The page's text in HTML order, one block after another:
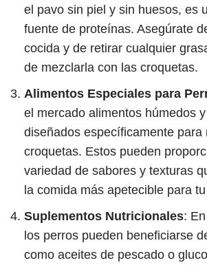
el pavo sin piel y sin huesos, es
fuente de proteínas. Asegúrate
cocida y de retirar cualquier
de mezclarla con las croquetas.
Alimentos Especiales para
el mercado alimentos húmedos
diseñados específicamente para
croquetas. Estos pueden
variedad de sabores y texturas
la comida más apetecible para
Suplementos Nutricionales:
los perros pueden beneficiarse
como aceites de pescado o